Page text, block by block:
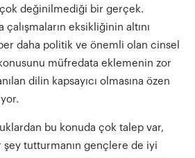
değinilmediği bir gerçek.
çalışmaların eksikliğinin altını
daha politik ve önemli olan cinsel
müfredata eklemenin zor
dilin kapsayıcı olmasına özen
bu konuda çok talep var,
tutturmanın gençlere de iyi